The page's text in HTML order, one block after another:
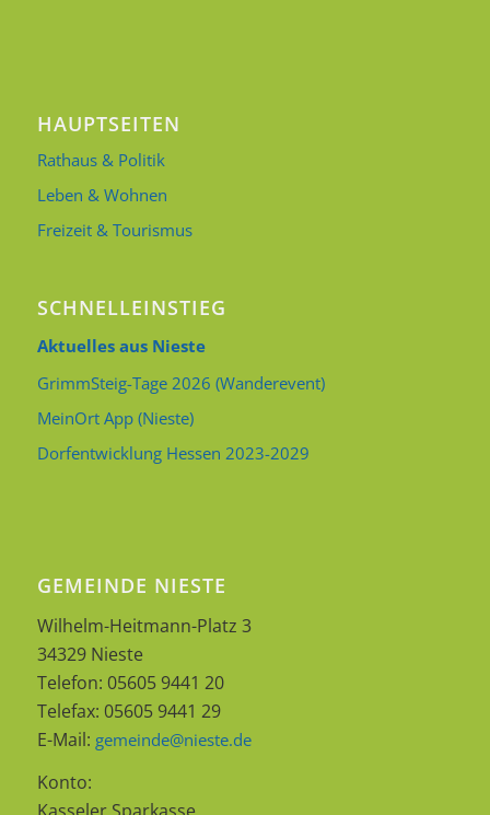
HAUPTSEITEN
Rathaus & Politik
Leben & Wohnen
Freizeit & Tourismus
SCHNELLEINSTIEG
Aktuelles aus Nieste
GrimmSteig-Tage 2026 (Wanderevent)
MeinOrt App (Nieste)
Dorfentwicklung Hessen 2023-2029
GEMEINDE NIESTE
Wilhelm-Heitmann-Platz 3
34329 Nieste
Telefon: 05605 9441 20
Telefax: 05605 9441 29
E-Mail: gemeinde@nieste.de
Konto: